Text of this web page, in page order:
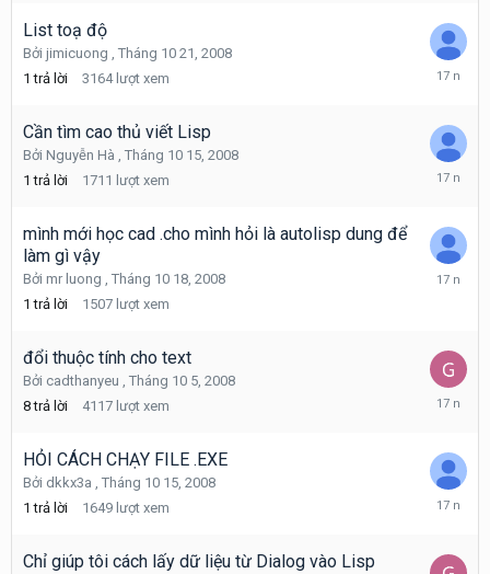
2008
List toạ độ
Bởi jimicuong , Tháng 10 21, 2008
1 trả lời 3164 lượt xem
Tháng
2008
Cần tìm cao thủ viết Lisp
Bởi Nguyễn Hà , Tháng 10 15, 2008
1 trả lời 1711 lượt xem
Tháng
2008
mình mới học cad .cho mình hỏi là autolisp dung để
làm gì vậy
Bởi mr luong , Tháng 10 18, 2008
1 trả lời 1507 lượt xem
Tháng
đổi thuộc tính cho text
Bởi cadthanyeu , Tháng 10 5, 2008
8 trả lời 4117 lượt xem
Tháng
2008
HỎI CÁCH CHẠY FILE .EXE
Bởi dkkx3a , Tháng 10 15, 2008
1 trả lời 1649 lượt xem
Tháng
2008
Chỉ giúp tôi cách lấy dữ liệu từ Dialog vào Lisp